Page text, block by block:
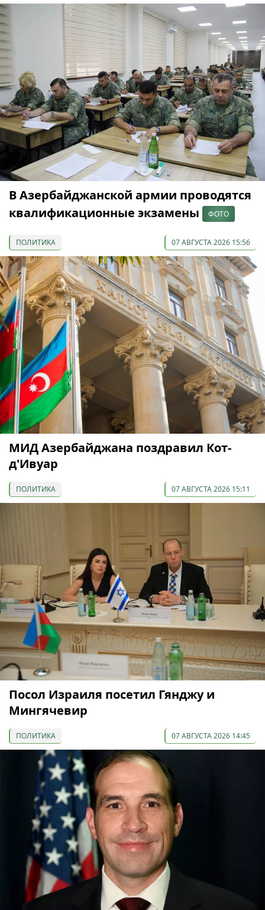
В Азербайджанской армии проводятся
квалификационные экзамены
ФОТО
ПОЛИТИКА 07 АВГУСТА 2026 15:56
МИД Азербайджана поздравил Кот-
д'Ивуар
ПОЛИТИКА 07 АВГУСТА 2026 15:11
Посол Израиля посетил Гянджу и
Мингячевир
ПОЛИТИКА 07 АВГУСТА 2026 14:45